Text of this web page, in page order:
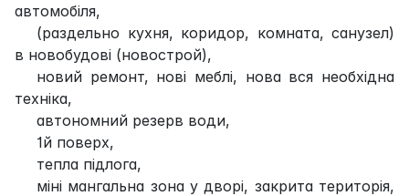
автомобіля,
(раздельно кухня, коридор, комната, санузел)
в новобудові (новострой),
новий ремонт, нові меблі, нова вся необхідна
техніка,
автономний резерв води,
1й поверх,
тепла підлога,
міні мангальна зона у дворі, закрита територія,